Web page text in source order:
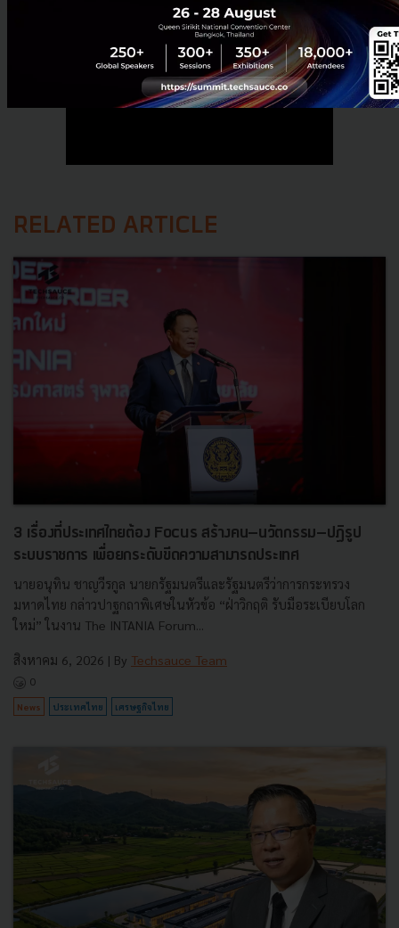
RELATED ARTICLE
3 เรื่องที่ประเทศไทยต้อง Focus สร้างคน–นวัตกรรม–ปฏิรูป
ระบบราชการ เพื่อยกระดับขีดความสามารถประเทศ
นายอนุทิน ชาญวีรกูล นายกรัฐมนตรีและรัฐมนตรีว่าการกระทรวง
มหาดไทย กล่าวปาฐกถาพิเศษในหัวข้อ “ฝ่าวิกฤติ รับมือระเบียบโลก
ใหม่” ในงาน The INTANIA Forum...
สิงหาคม 6, 2026 | By Techsauce Team
0
News ประเทศไทย เศรษฐกิจไทย